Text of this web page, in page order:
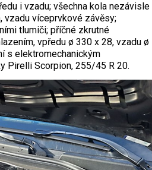
i vzadu; všechna kola nezávisle
vzadu víceprvkové závěsy;
tlumiči; příčné zkrutné
vpředu ø 330 x 28, vzadu ø
s elektromechanickým
Pirelli Scorpion, 255/45 R 20.